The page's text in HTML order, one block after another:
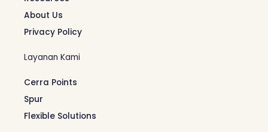
About Us
Privacy Policy
Layanan Kami
Cerra Points
Spur
Flexible Solutions